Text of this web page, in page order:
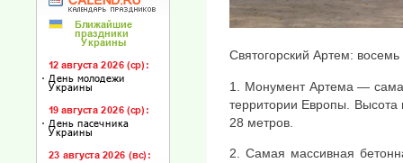
Святогорский Артем: восемь
1. Монумент Артема —
территории Европы.
28 метров.
2. Самая массивная